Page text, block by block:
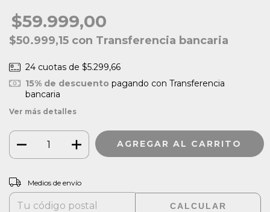
$59.999,00
$50.999,15 con Transferencia bancaria
24 cuotas de $5.299,66
15% de descuento pagando con Transferencia
bancaria
Ver más detalles
Entregas para el CP:
Medios de envío
CALCULAR